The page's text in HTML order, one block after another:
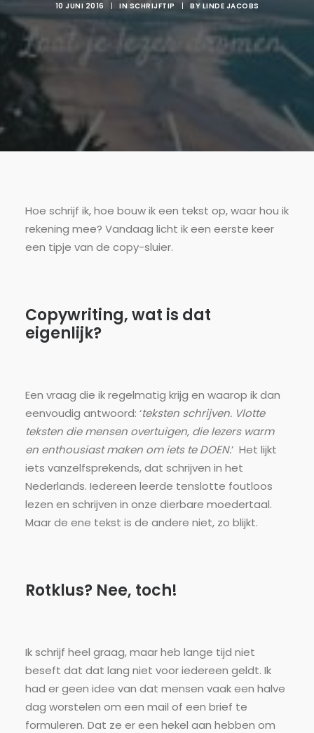
10 JUNI 2016 | IN SCHRIJFTIP | BY LINDE JACOBS
Hoe schrijf ik, hoe bouw ik een tekst op, waar hou ik
rekening mee? Vandaag licht ik een eerste keer
een tipje van de copy-sluier.
Copywriting, wat is dat
eigenlijk?
Een vraag die ik regelmatig krijg en waarop ik dan
eenvoudig antwoord: ‘teksten schrijven. Vlotte
teksten die mensen overtuigen, die lezers warm
en enthousiast maken om iets te DOEN.’ Het lijkt
iets vanzelfsprekends, dat schrijven in het
Nederlands. Iedereen leerde tenslotte foutloos
lezen en schrijven in onze dierbare moedertaal.
Maar de ene tekst is de andere niet, zo blijkt.
Rotklus? Nee, toch!
Ik schrijf heel graag, maar heb lange tijd niet
beseft dat dat lang niet voor iedereen geldt. Ik
had er geen idee van dat mensen vaak een halve
dag worstelen om een mail of een brief te
formuleren. Dat ze er een hekel aan hebben om